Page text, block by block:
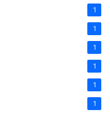
1
1
1
1
1
1